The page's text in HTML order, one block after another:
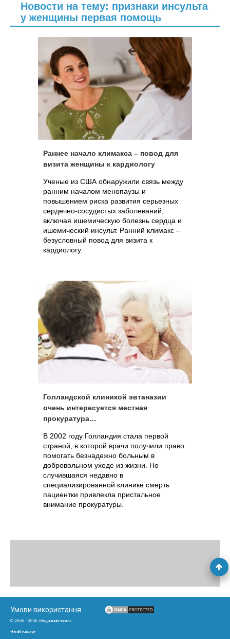
Новости на тему: признаки инсульта
у женщины первая помощь
Раннее начало климакса – повод для
визита женщины к кардиологу
Ученые из США обнаружили связь между
ранним началом менопаузы и
повышением риска развития серьезных
сердечно-сосудистых заболеваний,
включая ишемическую болезнь сердца и
ишемический инсульт. Ранний климакс –
безусловный повод для визита к
кардиологу.
Голландской клиникой эвтаназии
очень интересуется местная
прокуратура…
В 2002 году Голландия стала первой
страной, в которой врачи получили право
помогать безнадежно больным в
добровольном уходе из жизни. Но
случившаяся недавно в
специализированной клинике смерть
пациентки привлекла пристальное
внимание прокуратуры.
Умови використання
© 2006 - 2026 Медичний портал
«health-ua.org»